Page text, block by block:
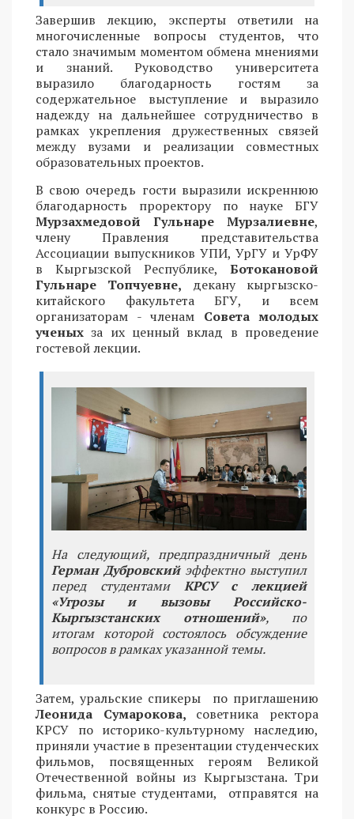
Завершив лекцию, эксперты ответили на
многочисленные вопросы студентов, что
стало значимым моментом обмена мнениями
и знаний. Руководство университета
выразило благодарность гостям за
содержательное выступление и выразило
надежду на дальнейшее сотрудничество в
рамках укрепления дружественных связей
между вузами и реализации совместных
образовательных проектов.
В свою очередь гости выразили искреннюю
благодарность проректору по науке БГУ
Мурзахмедовой Гульнаре Мурзалиевне,
члену Правления представительства
Ассоциации выпускников УПИ, УрГУ и УрФУ
в Кыргызской Республике, Ботокановой
Гульнаре Топчуевне, декану кыргызско-
китайского факультета БГУ, и всем
организаторам - членам Совета молодых
ученыхза их ценный вклад в проведение
гостевой лекции.
На следующий, предпраздничный день
Герман Дубровскийэффектно выступил
перед студентамиКРСУ с лекцией
«Угрозы и вызовы Российско-
Кыргызстанских отношений», по
итогам которой состоялось обсуждение
вопросов в рамках указанной темы.
Затем, уральские спикеры по приглашению
Леонида Сумарокова, советника ректора
КРСУ по историко-культурному наследию,
приняли участие в презентации студенческих
фильмов, посвященных героям Великой
Отечественной войны из Кыргызстана. Три
фильма, снятые студентами, отправятся на
конкурс в Россию.